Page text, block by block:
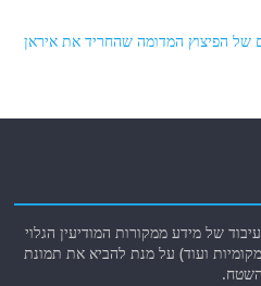
של הפיצוץ המדומה שהחריד את איראן
של מידע ממקורות המודיעין הגלוי
ועוד) על מנת להביא את תמונת